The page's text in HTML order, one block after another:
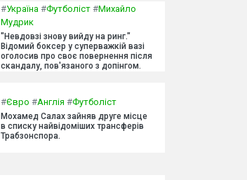
#Україна #Футболіст #Михайло
Мудрик
"Невдовзі знову вийду на ринг."
Відомий боксер у суперважкій вазі
оголосив про своє повернення після
скандалу, пов'язаного з допінгом.
#Євро #Англія #Футболіст
Мохамед Салах зайняв друге місце
в списку найвідоміших трансферів
Трабзонспора.